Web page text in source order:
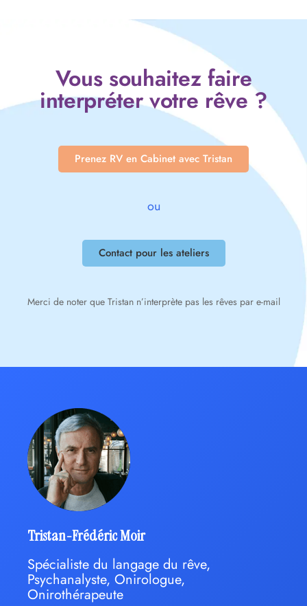
Vous souhaitez faire
interpréter votre rêve ?
Prenez RV en Cabinet avec Tristan
ou
Contact pour les ateliers
Merci de noter que Tristan n’interprète pas les rêves par e-mail
Tristan-Frédéric Moir
Spécialiste du langage du rêve,
Psychanalyste, Onirologue,
Onirothérapeute